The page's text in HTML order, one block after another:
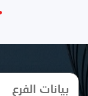
بيانات الفرع